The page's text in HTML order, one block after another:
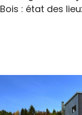
Bois : état des